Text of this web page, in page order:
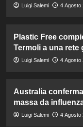
Luigi Salemi 4 Agosto
Plastic Free
Termoli a una rete
Luigi Salemi 4 Agosto
Australia
massa da
Luigi Salemi 4 Agosto